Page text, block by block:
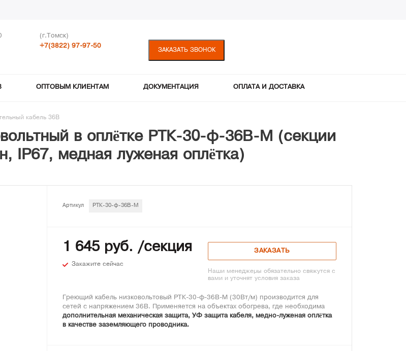
(г.Томск)
+7(3822) 97-97-50
ЗАКАЗАТЬ ЗВОНОК
ОПТОВЫМ КЛИЕНТАМ ДОКУМЕНТАЦИЯ ОПЛАТА И ДОСТАВКА
кабель 36В
в оплётке РТК-30-ф-36В-М (секции
IP67, медная луженая оплётка)
Артикул РТК-30-ф-36В-М
1 645 руб. /секция
Закажите сейчас
ЗАКАЗАТЬ
Наши менеджеры обязательно свяжутся с
вами и уточнят условия заказа
Греющий кабель низковольтовый РТК-30-ф-36В-М (30Вт/м) производится для
сетей с напряжением 36В. Применяется на объектах обогрева, где необходима
дополнительная механическая защита, УФ защита кабеля, медно-луженая оплётка
в качестве заземляющего проводника.